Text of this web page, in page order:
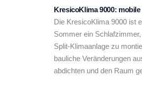
KresicoKlima 9000:
Die KresicoKlima 9000 ist
Sommer ein
Split-Klimaanlage zu
bauliche Veränderungen
abdichten und den Raum